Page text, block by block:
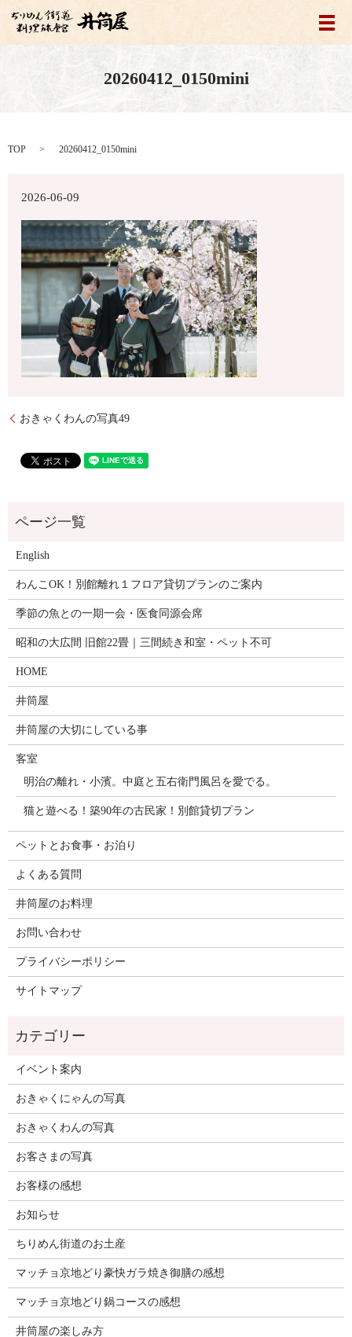
メ
20260412_0150mini
TOP 20260412_0150mini
2026-06-09
おきゃくわんの写真49
English
わんこOK！別館離れ１フロア貸切プランのご案内
季節の魚との一期一会・医食同源会席
昭和の大広間 旧館22畳｜三間続き和室・ペット不可
HOME
井筒屋
井筒屋の大切にしている事
客室
明治の離れ・小濱。中庭と五右衛門風呂を愛でる。
猫と遊べる！築90年の古民家！別館貸切プラン
ペットとお食事・お泊り
よくある質問
井筒屋のお料理
お問い合わせ
プライバシーポリシー
サイトマップ
イベント案内
おきゃくにゃんの写真
おきゃくわんの写真
お客さまの写真
お客様の感想
お知らせ
ちりめん街道のお土産
マッチョ京地どり豪快ガラ焼き御膳の感想
マッチョ京地どり鍋コースの感想
井筒屋の楽しみ方